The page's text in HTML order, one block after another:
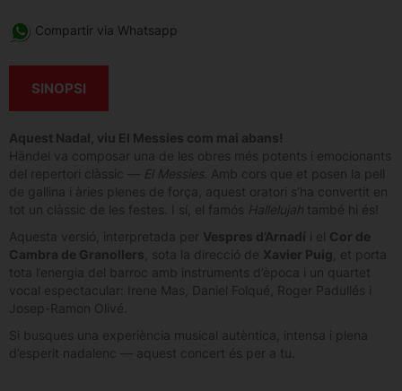
Compartir via Whatsapp
SINOPSI
Aquest Nadal, viu El Messies com mai abans!
Händel va composar una de les obres més potents i emocionants
del repertori clàssic —
El Messies . Amb cors que et posen la pell
de gallina i àries plenes de força, aquest oratori s’ha convertit en
tot un clàssic de les festes. I sí, el famós Hallelujah també hi és!
Aquesta versió, interpretada per Vespres d’Arnadí i el Cor de
Cambra de Granollers , sota la direcció de Xavier Puig , et porta
tota l’energia del barroc amb instruments d’època i un quartet
vocal espectacular: Irene Mas, Daniel Folqué, Roger Padullés i
Josep-Ramon Olivé.
Si busques una experiència musical autèntica, intensa i plena
d’esperit nadalenc — aquest concert és per a tu.